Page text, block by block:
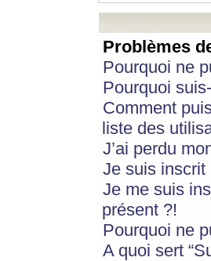
Problèmes
Pourquoi ne
Pourquoi
Comment
liste des
J’ai perdu
Je suis inscrit
Je me suis
présent ?!
Pourquoi ne
A quoi sert